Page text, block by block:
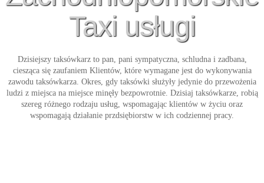
Taxi usługi
Dzisiejszy taksówkarz to pan, pani sympatyczna, schludna i zadbana,
ciesząca się zaufaniem Klientów, które wymagane jest do wykonywania
zawodu taksówkarza. Okres, gdy taksówki służyły jedynie do przewożenia
ludzi z miejsca na miejsce minęły bezpowrotnie. Dzisiaj taksówkarze, robią
szereg różnego rodzaju usług, wspomagając klientów w życiu oraz
wspomagają działanie przdsiębiorstw w ich codziennej pracy.